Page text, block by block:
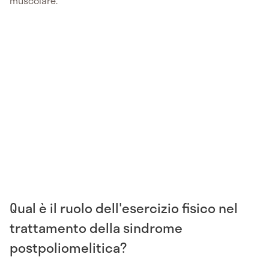
Qual è il ruolo dell'esercizio fisico nel
trattamento della sindrome
postpoliomelitica?